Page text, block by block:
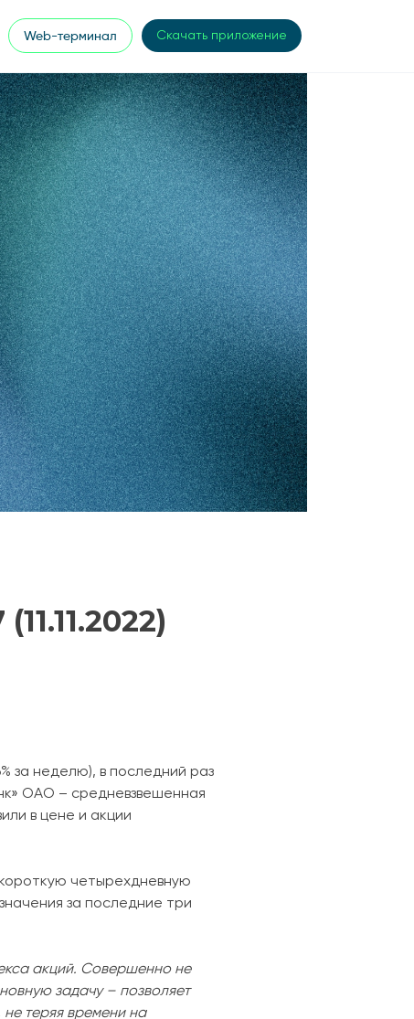
Web-терминал Скачать приложение
за неделю), в последний раз
ОАО – средневзвешенная
в цене и акции
четырехдневную
за последние три
акций. Совершенно не
задачу – позволяет
теряя времени на